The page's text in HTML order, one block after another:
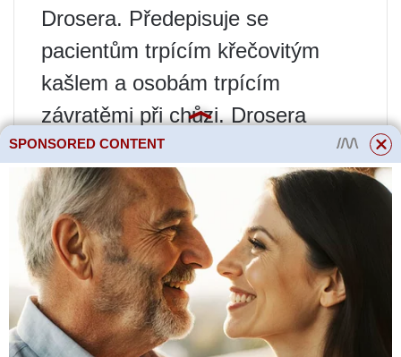
Drosera. Předepisuje se
pacientům trpícím křečovitým
kašlem a osobám trpícím
závratěmi při chůzi. Drosera
nejlépe pomáhá při černém kašli,
záchvatech kašle s nevolností a
obtížně oddělitelným sputem a
tuberkulóze.
SPONSORED CONTENT